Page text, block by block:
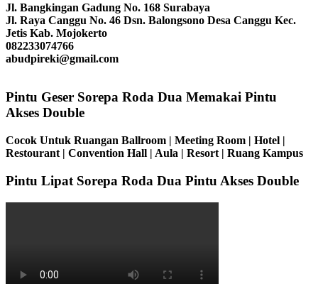
Jl. Bangkingan Gadung No. 168 Surabaya
Jl. Raya Canggu No. 46 Dsn. Balongsono Desa Canggu Kec.
Jetis Kab. Mojokerto
082233074766
abudpireki@gmail.com
Pintu Geser Sorepa Roda Dua Memakai Pintu
Akses Double
Cocok Untuk Ruangan Ballroom | Meeting Room | Hotel |
Restourant | Convention Hall | Aula | Resort | Ruang Kampus
Pintu Lipat Sorepa Roda Dua Pintu Akses Double